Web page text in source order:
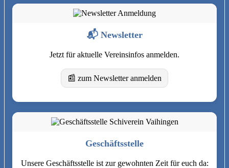
📬 Newsletter
Jetzt für aktuelle Vereinsinfos anmelden.
📰 zum Newsletter anmelden
Geschäftsstelle
Unsere Geschäftsstelle ist zur gewohnten Zeit für euch da: